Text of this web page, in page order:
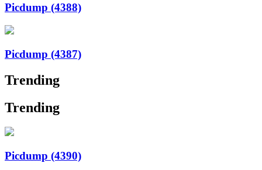
Picdump (4388)
Picdump (4387)
Trending
Trending
Picdump (4390)